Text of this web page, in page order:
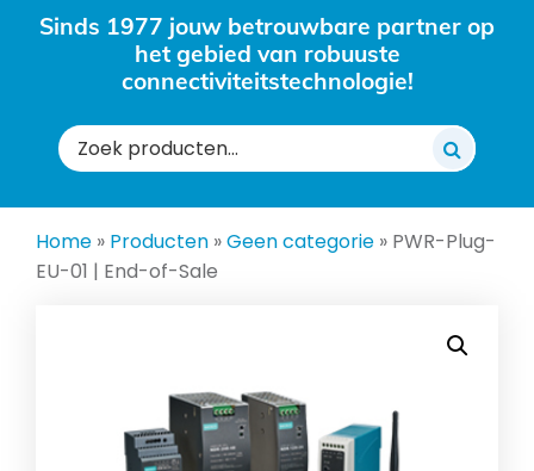
Sinds 1977 jouw betrouwbare partner op
het gebied van robuuste
connectiviteitstechnologie!
Zoeken
naar:
Home » Producten »Geen categorie » PWR-Plug-
EU-01 | End-of-Sale